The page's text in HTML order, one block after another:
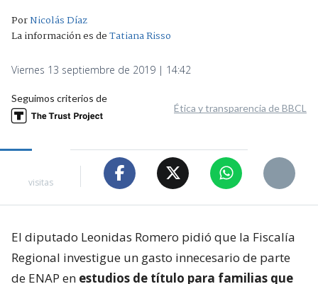
PorNicolás Díaz
La información es deTatiana Risso
Viernes 13 septiembre de 2019 | 14:42
Seguimos criterios de
Ética y transparencia de BBCL
visitas
El diputado Leonidas Romero pidió que la Fiscalía
Regional investigue un gasto innecesario de parte
de ENAP en estudios de título para familias que